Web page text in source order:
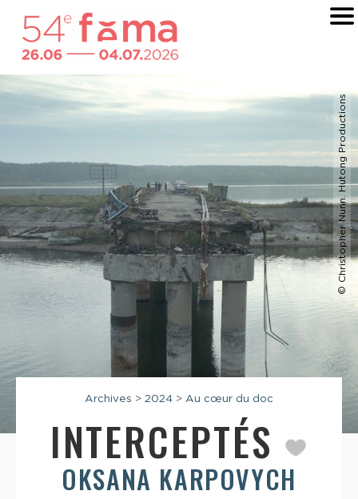
© Christopher Nunn. Hutong Productions
Archives > 2024 > Au cœur du doc
INTERCEPTÉS
OKSANA KARPOVYCH